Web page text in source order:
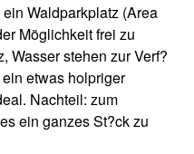
Waldparkplatz (Area
Möglichkeit frei zu
Wasser stehen zur Verf?
etwas holpriger
Nachteil: zum
ein ganzes St?ck zu